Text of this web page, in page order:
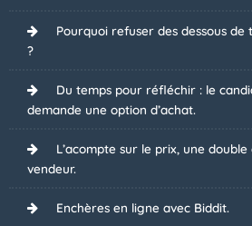
Pourquoi refuser des dessous
?
Du temps pour réfléchir : le
demande une option d’achat.
L’acompte sur le prix, une
vendeur.
Enchères en ligne avec Biddit.